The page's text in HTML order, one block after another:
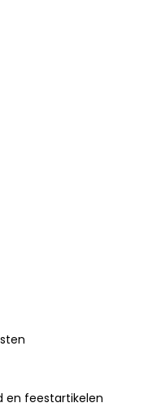
en feestartikelen